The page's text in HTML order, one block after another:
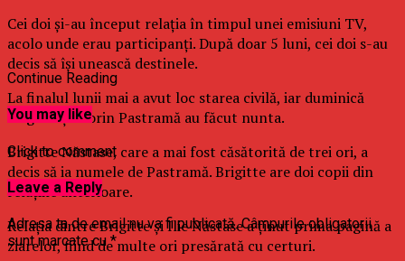
Cei doi şi-au început relaţia în timpul unei emisiuni TV,
acolo unde erau participanţi. După doar 5 luni, cei doi s-au
decis să îşi unească destinele.
La finalul lunii mai a avut loc starea civilă, iar duminică
Brigitte şi Florin Pastramă au făcut nunta.
Brigitte Năstase, care a mai fost căsătorită de trei ori, a
decis să ia numele de Pastramă. Brigitte are doi copii din
relaţiile anterioare.
Relaţia dintre Brigitte şi Ilie Năstase a ţinut prima pagină a
ziarelor, fiind de multe ori presărată cu certuri.
Continue Reading
You may like
Click to comment
Leave a Reply
Adresa ta de email nu va fi publicată. Câmpurile obligatorii
sunt marcate cu*